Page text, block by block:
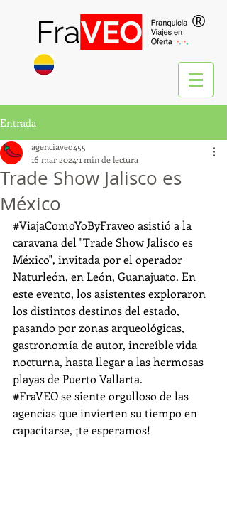
®
Entrada
Trade Show Jalisco es
México
agenciaveo455
16 mar 2024 1 min de lectura
#ViajaComoYoByFraveo asistió a la
caravana del "Trade Show Jalisco es
México", invitada por el operador
Naturleón, en León, Guanajuato. En
este evento, los asistentes exploraron
los distintos destinos del estado,
pasando por zonas arqueológicas,
gastronomía de autor, increíble vida
nocturna, hasta llegar a las hermosas
playas de Puerto Vallarta.
#FraVEO se siente orgulloso de las
agencias que invierten su tiempo en
capacitarse, ¡te esperamos!